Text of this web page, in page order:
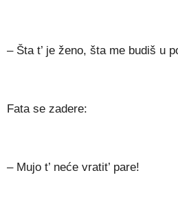
– Šta t’ je ženo, šta me budiš u
Fata se zadere:
– Mujo t’ neće vratit’ pare!